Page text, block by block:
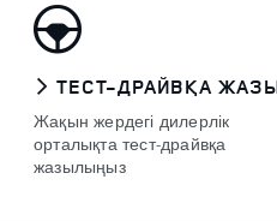
ТЕСТ-ДРАЙВҚА
Жақын жердегі дилерлік
орталықта тест-драйвқа
жазылыңыз